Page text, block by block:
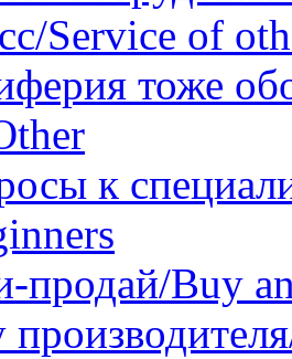
Service of
тоже
к
Buy